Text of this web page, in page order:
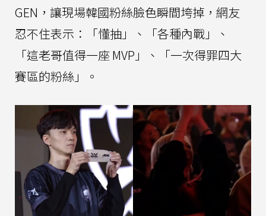
GEN，讓現場韓國粉絲臉色瞬間垮掉，網友
忍不住表示：「懂抽」、「各種內戰」、
「這老哥值得一座 MVP」、「一次得罪四大
賽區的粉絲」。